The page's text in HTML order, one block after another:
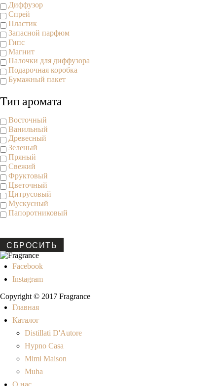
Диффузор
Спрей
Пластик
Запасной парфюм
Гипс
Магнит
Палочки для диффузора
Подарочная коробка
Бумажный пакет
Тип аромата
Восточный
Ванильный
Древесный
Зеленый
Пряный
Свежий
Фруктовый
Цветочный
Цитрусовый
Мускусный
Папоротниковый
СБРОСИТЬ
Facebook
Instagram
Copyright © 2017 Fragrance
Главная
Каталог
Distillati D'Autore
Hypno Casa
Mimi Maison
Muha